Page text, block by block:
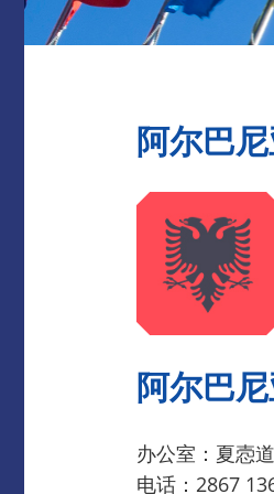
阿尔巴
阿尔巴
办公室：夏悫
电话：2867